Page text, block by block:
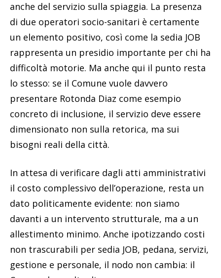
anche del servizio sulla spiaggia. La presenza
di due operatori socio-sanitari è certamente
un elemento positivo, così come la sedia JOB
rappresenta un presidio importante per chi ha
difficoltà motorie. Ma anche qui il punto resta
lo stesso: se il Comune vuole davvero
presentare Rotonda Diaz come esempio
concreto di inclusione, il servizio deve essere
dimensionato non sulla retorica, ma sui
bisogni reali della città.
In attesa di verificare dagli atti amministrativi
il costo complessivo dell’operazione, resta un
dato politicamente evidente: non siamo
davanti a un intervento strutturale, ma a un
allestimento minimo. Anche ipotizzando costi
non trascurabili per sedia JOB, pedana, servizi,
gestione e personale, il nodo non cambia: il